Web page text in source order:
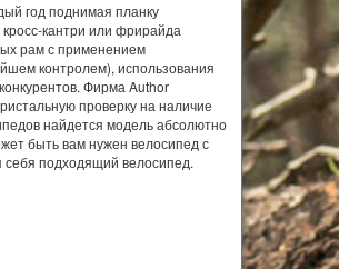
год поднимая планку
кантри или фрирайда
рам с применением
контролем), использования
Фирма Author
проверку на наличие
найдется модель абсолютно
быть вам нужен велосипед с
подходящий велосипед.